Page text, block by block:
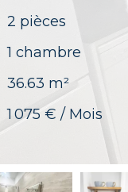
2 pièces
1 chambre
36.63 m²
1 075 € / Mois